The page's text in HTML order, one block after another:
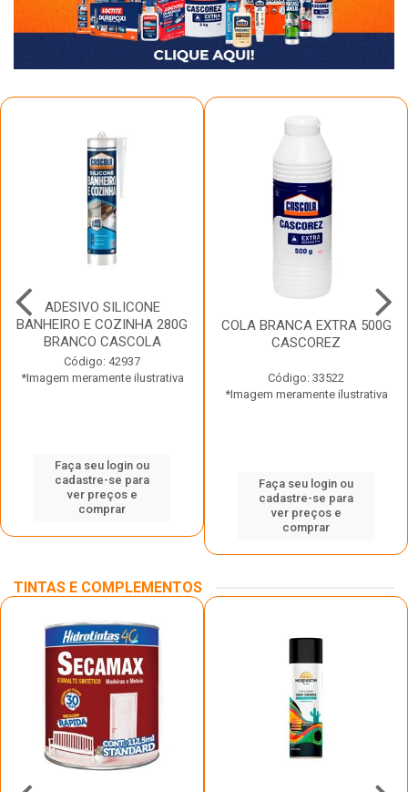
ADESIVO SILICONE
BANHEIRO E COZINHA 280G
BRANCO CASCOLA
Código: 42937
*Imagem meramente ilustrativa
Faça seu login ou
cadastre-se para
ver preços e
comprar
COLA BRANCA EXTRA 500G
CASCOREZ
Código: 33522
*Imagem meramente ilustrativa
Faça seu login ou
cadastre-se para
ver preços e
comprar
TINTAS E COMPLEMENTOS